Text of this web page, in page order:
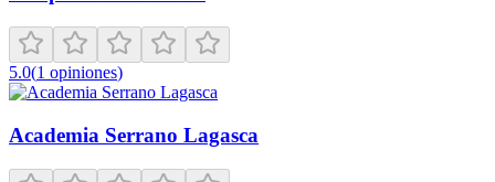
5.0(1 opiniones)
Academia Serrano Lagasca